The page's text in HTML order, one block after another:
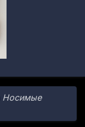
Носимые